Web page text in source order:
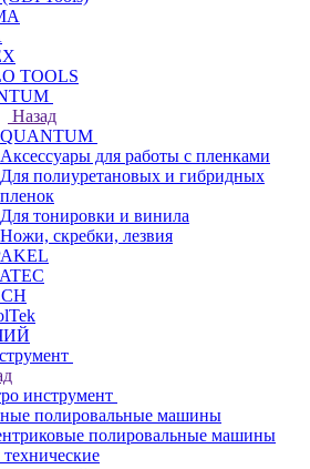
TOOLS
Назад
QUANTUM
Аксессуары для работы с пленками
Для полиуретановых и гибридных
пленок
Для тонировки и винила
Ножи, скребки, лезвия
инструмент
полировальные машины
полировальные машины